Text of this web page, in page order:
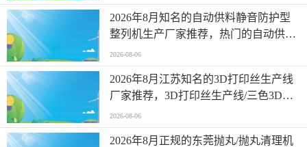
2026年8月知名的自动供料静音防护型
整列机生产厂家推荐，热门的自动供料
静音防护型整列机口碑推荐，整列机灵
活配置适应场景
2026-08-06
2026年8月江苏知名的3D打印丝生产线
厂家推荐，3D打印丝生产线/三色3D打
印耗材生产线，3D打印丝生产线工厂哪
家专业
2026-08-06
2026年8月正规的东莞抛丸/抛丸清理机